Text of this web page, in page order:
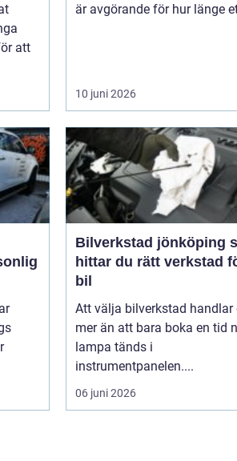
att
är avgörande för hur länge
10 juni 2026
Bilverkstad jönköping så
hittar du rätt verkstad
bil
Att välja bilverkstad handlar
mer än att bara boka en tid
lampa tänds i
instrumentpanelen....
06 juni 2026